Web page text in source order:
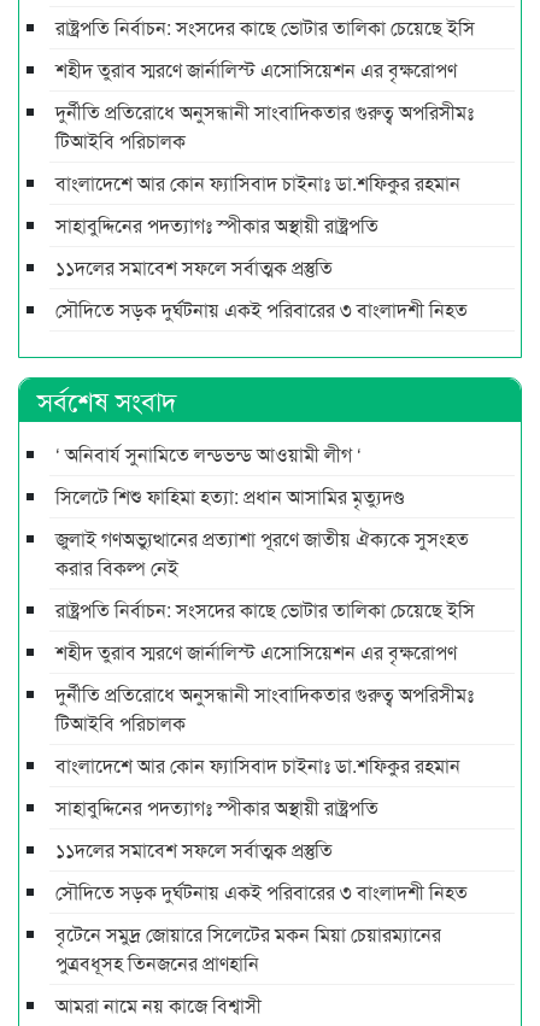
রাষ্ট্রপতি নির্বাচন: সংসদের কাছে ভোটার তালিকা চেয়েছে ইসি
শহীদ তুরাব স্মরণে জার্নালিস্ট এসোসিয়েশন এর বৃক্ষরোপণ
দুর্নীতি প্রতিরোধে অনুসন্ধানী সাংবাদিকতার গুরুত্ব অপরিসীমঃ
টিআইবি পরিচালক
বাংলাদেশে আর কোন ফ্যাসিবাদ চাইনাঃ ডা.শফিকুর রহমান
সাহাবুদ্দিনের পদত্যাগঃ স্পীকার অস্থায়ী রাষ্ট্রপতি
১১দলের সমাবেশ সফলে সর্বাত্মক প্রস্তুতি
সৌদিতে সড়ক দুর্ঘটনায় একই পরিবারের ৩ বাংলাদশী নিহত
সর্বশেষ সংবাদ
‘ অনিবার্য সুনামিতে লন্ডভন্ড আওয়ামী লীগ ‘
সিলেটে শিশু ফাহিমা হত্যা: প্রধান আসামির মৃত্যুদণ্ড
জুলাই গণঅভ্যুত্থানের প্রত্যাশা পূরণে জাতীয় ঐক্যকে সুসংহত
করার বিকল্প নেই
রাষ্ট্রপতি নির্বাচন: সংসদের কাছে ভোটার তালিকা চেয়েছে ইসি
শহীদ তুরাব স্মরণে জার্নালিস্ট এসোসিয়েশন এর বৃক্ষরোপণ
দুর্নীতি প্রতিরোধে অনুসন্ধানী সাংবাদিকতার গুরুত্ব অপরিসীমঃ
টিআইবি পরিচালক
বাংলাদেশে আর কোন ফ্যাসিবাদ চাইনাঃ ডা.শফিকুর রহমান
সাহাবুদ্দিনের পদত্যাগঃ স্পীকার অস্থায়ী রাষ্ট্রপতি
১১দলের সমাবেশ সফলে সর্বাত্মক প্রস্তুতি
সৌদিতে সড়ক দুর্ঘটনায় একই পরিবারের ৩ বাংলাদশী নিহত
বৃটেনে সমুদ্র জোয়ারে সিলেটের মকন মিয়া চেয়ারম্যানের
পুত্রবধূসহ তিনজনের প্রাণহানি
আমরা নামে নয় কাজে বিশ্বাসী